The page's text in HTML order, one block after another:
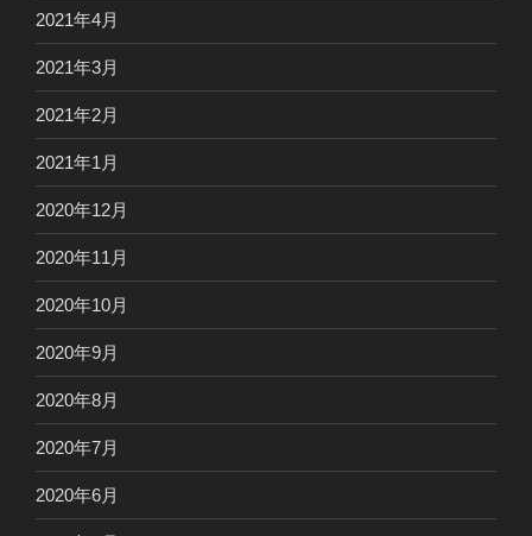
2021年4月
2021年3月
2021年2月
2021年1月
2020年12月
2020年11月
2020年10月
2020年9月
2020年8月
2020年7月
2020年6月